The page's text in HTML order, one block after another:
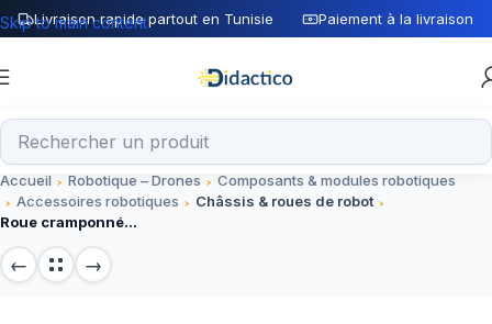
Livraison rapide partout en Tunisie Paiement à la livraison
Skip to main content
Accueil Robotique – Drones
Composants & modules robotiques
Accessoires robotiques
Châssis & roues de robot
Roue cramponnée Bleu 85mm Largeur 38mm